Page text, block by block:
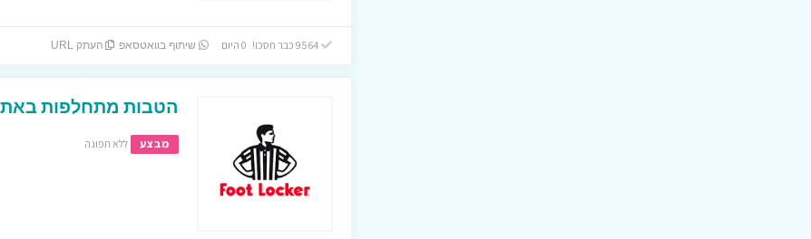
9564 כבר חסכו! 0 היום שיתוף בוואטסאפ העתק URL
הטבות מתחלפות
מבצע ללא תפוגה